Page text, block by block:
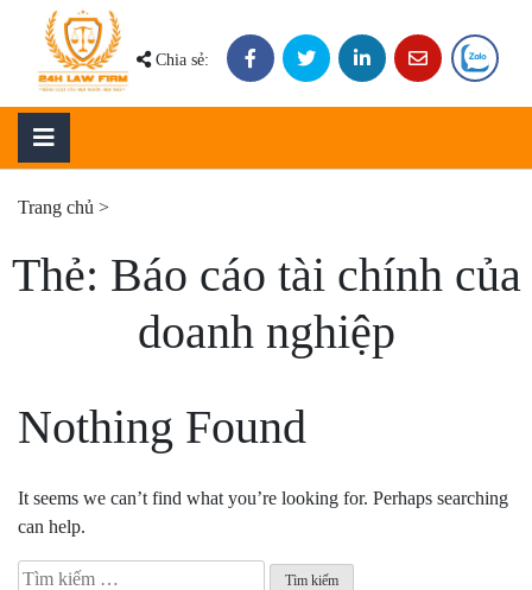
content
Chia sẻ:
Trang chủ >
Thẻ: Báo cáo tài chính của
doanh nghiệp
Nothing Found
It seems we can’t find what you’re looking for. Perhaps searching
can help.
Tìm